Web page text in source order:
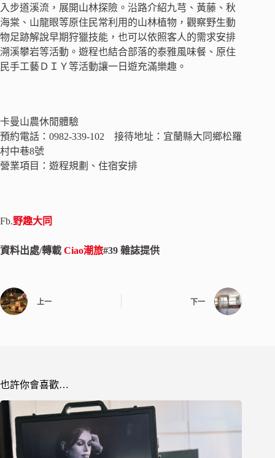
入步道溪流，展開山林探險。沿路介紹九芎、黃藤、秋
海棠、山龍眼等原住民常利用的山林植物，觀察野生動
物足跡解說早期狩獵技能，也可以依照客人的需求安排
溯溪攀岩等活動。遊程也結合部落的泰雅風味餐、原住
民手工藝ＤＩＹ等活動讓一日遊充滿樂趣。
卡曼山農休閒體驗
預約電話：0982-339-102 接待地址：宜蘭縣大同鄉松羅
村中巷8號
營業項目：遊程規劃、住宿安排
Fb.野趣大同
資料出處/轉載 Ciao潮旅#39 雜誌提供
上一 下一
也許你會喜歡…